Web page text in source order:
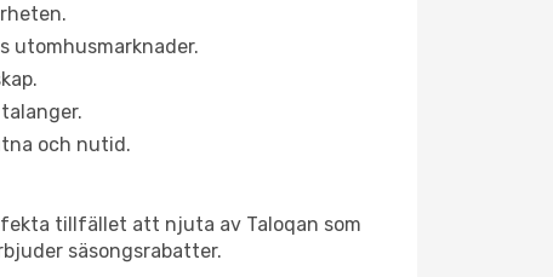
utomhusmarknader.
och nutid.
tillfället att njuta av Taloqan som
säsongsrabatter.